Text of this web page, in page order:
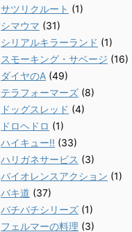
サツリクルート (1)
シマウマ (31)
シリアルキラーランド (1)
スモーキング・サベージ (16)
ダイヤのA (49)
テラフォーマーズ (8)
ドッグスレッド (4)
ドロヘドロ (1)
ハイキュー!! (33)
ハリガネサービス (3)
バイオレンスアクション (1)
バキ道 (37)
バチバチシリーズ (1)
フェルマーの料理 (3)